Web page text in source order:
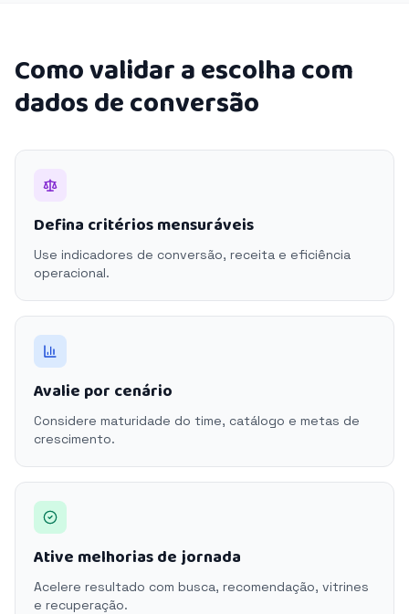
Como validar a escolha com
dados de conversão
Defina critérios mensuráveis
Use indicadores de conversão, receita e eficiência
operacional.
Avalie por cenário
Considere maturidade do time, catálogo e metas de
crescimento.
Ative melhorias de jornada
Acelere resultado com busca, recomendação, vitrines
e recuperação.